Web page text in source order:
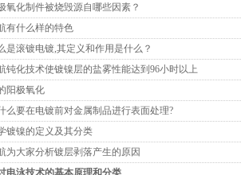
氧化制件被烧毁源自哪些因素？
有什么样的特色
是滚镀电镀,其定义和作用是什么？
钝化技术使镀镍层的盐雾性能达到96小时以上
阳极氧化
么要在电镀前对金属制品进行表面处理?
镀镍的定义及其分类
为大家分析镀层剥落产生的原因
电泳技术的基本原理和分类